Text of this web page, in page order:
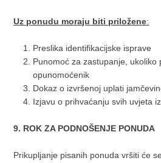
Uz ponudu moraju biti priložene:
Preslika identifikacijske isprave
Punomoć za zastupanje,
opunomoćenik
Dokaz o izvršenoj uplati
Izjavu o prihvaćanju svih uvjeta
9. ROK ZA PODNOŠENJE PONUDA
Prikupljanje pisanih ponuda vršiti će